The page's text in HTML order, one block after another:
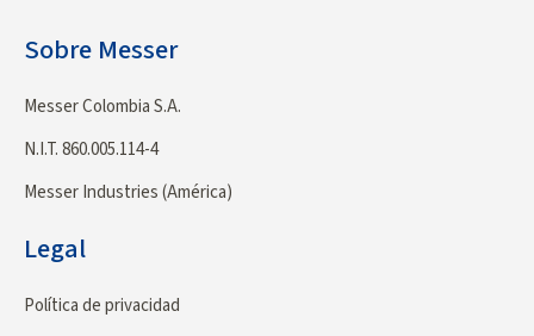
Sobre Messer
Messer Colombia S.A.
N.I.T. 860.005.114-4
Messer Industries (América)
Legal
Política de privacidad